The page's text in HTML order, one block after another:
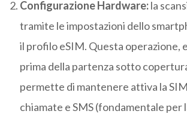
Configurazione Hardware:la
tramite le impostazioni dello
il profilo eSIM. Questa operazione,
prima della partenza sotto
permette di mantenere attiva la
chiamate e SMS (fondamentale per